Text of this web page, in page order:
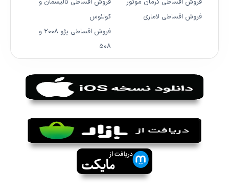
فروش اقساطی کرمان موتور
فروش اقساطی لاماری
فروش اقساطی تالیسمان و
کولئوس
فروش اقساطی پژو ۲۰۰۸ و
۵۰۸